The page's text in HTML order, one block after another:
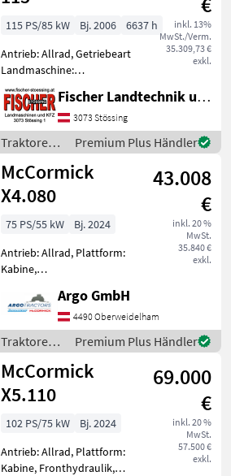
inkl. 13%
MwSt./Verm.
35.309,73 €
exkl.
115 PS/85 kW Bj. 2006
6637 h
Antrieb: Allrad, Getriebeart
Landmaschine:
Lastschaltgetriebe,
Plattform: Kabine,
Zapfwellendrehzahl:
540/1000,
Höchstgeschwindigkeit in
km/h: 40 km/h, Aufladung:
Turbola
Fischer Landtechnik und Kfz KG
3073 Stössing
Traktoren /
McCormick
Premium Plus Händler
McCormick
X4.080
43.008
€
inkl. 20 %
MwSt.
35.840 €
exkl.
75 PS/55 kW
Bj. 2024
Antrieb: Allrad, Plattform:
Kabine,
540/540E, Powershuttle,
Fahrzeugpapiere
vorhanden 4 Zyl. Kohler
Motor 2, 5l Stage V mit 75
PS ohne AdBlue 12V/12
Argo GmbH
4490 Oberweidelham
Traktoren /
McCormick
Premium Plus Händler
McCormick
X5.110
69.000
€
inkl. 20 %
MwSt.
57.500 €
exkl.
102 PS/75 kW
Bj. 2024
Antrieb: Allrad, Plattform:
Kabine, Fronthydraulik,